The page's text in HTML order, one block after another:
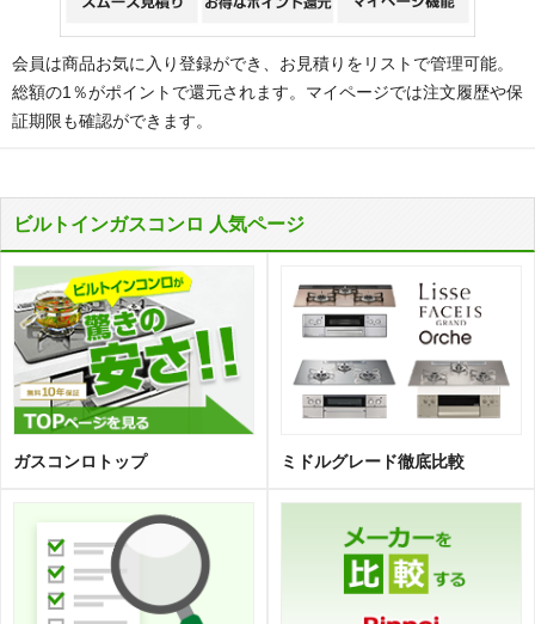
会員は商品お気に入り登録ができ、お見積りをリストで管理可能。
総額の1％がポイントで還元されます。マイページでは注文履歴や保
証期限も確認ができます。
ビルトインガスコンロ 人気ページ
ガスコンロトップ ミドルグレード徹底比較